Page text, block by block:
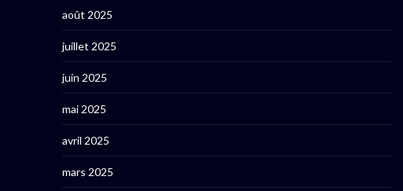
août 2025
juillet 2025
juin 2025
mai 2025
avril 2025
mars 2025